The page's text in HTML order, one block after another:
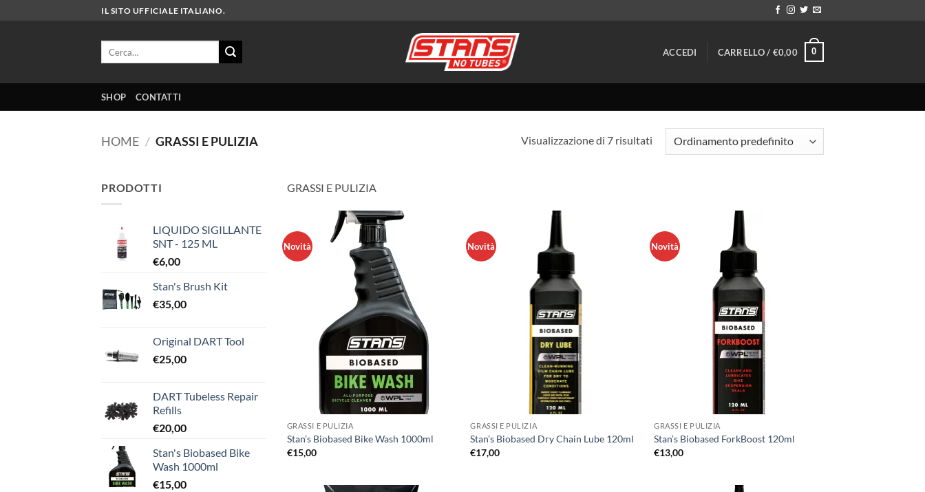
IL SITO UFFICIALE ITALIANO.
ACCEDI CARRELLO / €0,00 0
SHOP CONTATTI
HOME / GRASSI E PULIZIA Visualizzazione di 7 risultati
PRODOTTI
LIQUIDO SIGILLANTE
SNT - 125 ML
€6,00
Stan's Brush Kit
€35,00
Original DART Tool
€25,00
DART Tubeless Repair
Refills
€20,00
Stan's Biobased Bike
Wash 1000ml
€15,00
GRASSI E PULIZIA
Novità
GRASSI E PULIZIA
Stan’s Biobased Bike Wash 1000ml
€15,00
Novità
GRASSI E PULIZIA
Stan’s Biobased Dry Chain Lube 120ml
€17,00
Novità
GRASSI E PULIZIA
Stan’s Biobased ForkBoost 120ml
€13,00